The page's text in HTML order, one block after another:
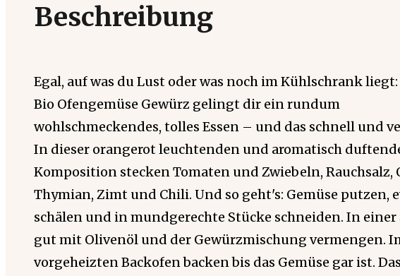
Beschreibung
Egal, auf was du Lust oder was noch im Kühlschrank
Bio Ofengemüse Gewürz gelingt dir ein rundum
wohlschmeckendes, tolles Essen – und das schnell und
In dieser orangerot leuchtenden und aromatisch
Komposition stecken Tomaten und Zwiebeln, Rauchsalz,
Thymian, Zimt und Chili. Und so geht's: Gemüse putzen,
schälen und in mundgerechte Stücke schneiden. In einer
gut mit Olivenöl und der Gewürzmischung vermengen.
vorgeheizten Backofen backen bis das Gemüse gar ist.